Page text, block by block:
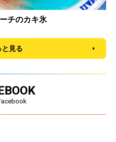
チのカキ氷
と見る